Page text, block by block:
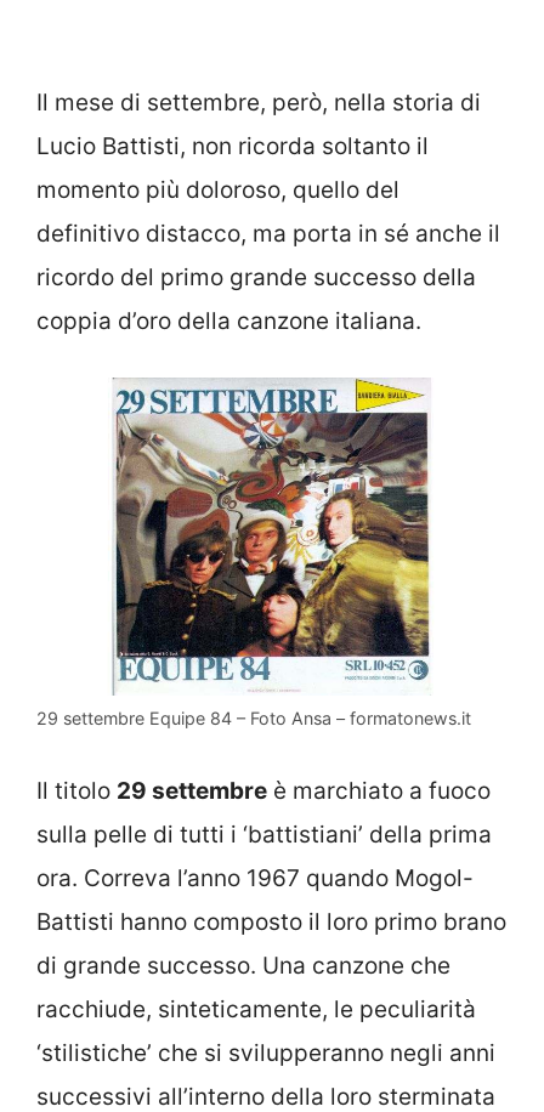
Il mese di settembre, però, nella storia di
Lucio Battisti, non ricorda soltanto il
momento più doloroso, quello del
definitivo distacco, ma porta in sé anche il
ricordo del primo grande successo della
coppia d’oro della canzone italiana.
29 settembre Equipe 84 – Foto Ansa – formatonews.it
Il titolo 29 settembre è marchiato a fuoco
sulla pelle di tutti i ‘battistiani’ della prima
ora. Correva l’anno 1967 quando Mogol-
Battisti hanno composto il loro primo brano
di grande successo. Una canzone che
racchiude, sinteticamente, le peculiarità
‘stilistiche’ che si svilupperanno negli anni
successivi all’interno della loro sterminata